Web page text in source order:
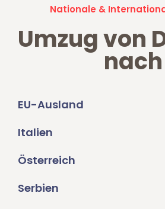
Nationale &
Umzug von
nach
EU-Ausland
Italien
Österreich
Serbien